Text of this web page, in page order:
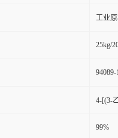
工业
25kg/
94089-
4-[(3-
99%